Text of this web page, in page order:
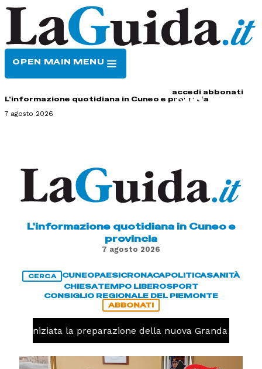
OPEN MAIN MENU
accedi abbonati
L'informazione quotidiana in Cuneo e provincia
7 agosto 2026
L'informazione quotidiana in Cuneo e
provincia
7 agosto 2026
CERCA CUNEOPAESICRONACAPOLITICASANITÀ
CHIESATEMPO LIBEROSPORT
CONSIGLIO REGIONALE DEL PIEMONTE
ABBONATI
iniziata la preparazione della nuova Granda Volley